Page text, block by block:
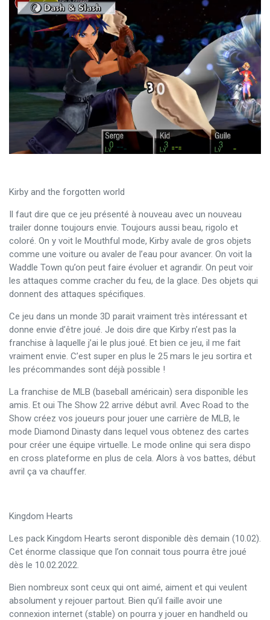
Kirby and the forgotten world
Il faut dire que ce jeu présenté à nouveau avec un nouveau
trailer donne toujours envie. Toujours aussi beau, rigolo et
coloré. On y voit le Mouthful mode, Kirby avale de gros objets
comme une voiture ou avaler de l’eau pour avancer. On voit la
Waddle Town qu’on peut faire évoluer et agrandir. On peut voir
les attaques comme cracher du feu, de la glace. Des objets qui
donnent des attaques spécifiques.
Ce jeu dans un monde 3D parait vraiment très intéressant et
donne envie d’être joué. Je dois dire que Kirby n’est pas la
franchise à laquelle j’ai le plus joué. Et bien ce jeu, il me fait
vraiment envie. C’est super en plus le 25 mars le jeu sortira et
les précommandes sont déjà possible !
La franchise de MLB (baseball américain) sera disponible les
amis. Et oui The Show 22 arrive début avril. Avec Road to the
Show créez vos joueurs pour jouer une carrière de MLB, le
mode Diamond Dinasty dans lequel vous obtenez des cartes
pour créer une équipe virtuelle. Le mode online qui sera dispo
en cross plateforme en plus de cela. Alors à vos battes, début
avril ça va chauffer.
Kingdom Hearts
Les pack Kingdom Hearts seront disponible dès demain (10.02).
Cet énorme classique que l’on connait tous pourra être joué
dès le 10.02.2022.
Bien nombreux sont ceux qui ont aimé, aiment et qui veulent
absolument y rejouer partout. Bien qu’il faille avoir une
connexion internet (stable) on pourra y jouer en handheld ou